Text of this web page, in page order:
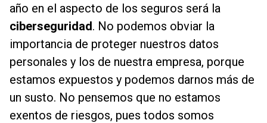
año en el aspecto de los seguros será la
ciberseguridad. No podemos obviar la
importancia de proteger nuestros datos
personales y los de nuestra empresa, porque
estamos expuestos y podemos darnos más de
un susto. No pensemos que no estamos
exentos de riesgos, pues todos somos